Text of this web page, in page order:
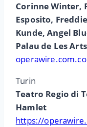
Corinne Winter,
Esposito,
Kunde, Angel
Palau de Les
Turin
Teatro Regio di
Hamlet
https://